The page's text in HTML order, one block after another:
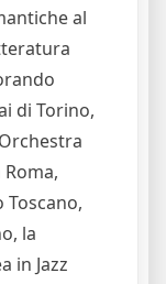
al
di Torino,
Toscano,
la
in Jazz